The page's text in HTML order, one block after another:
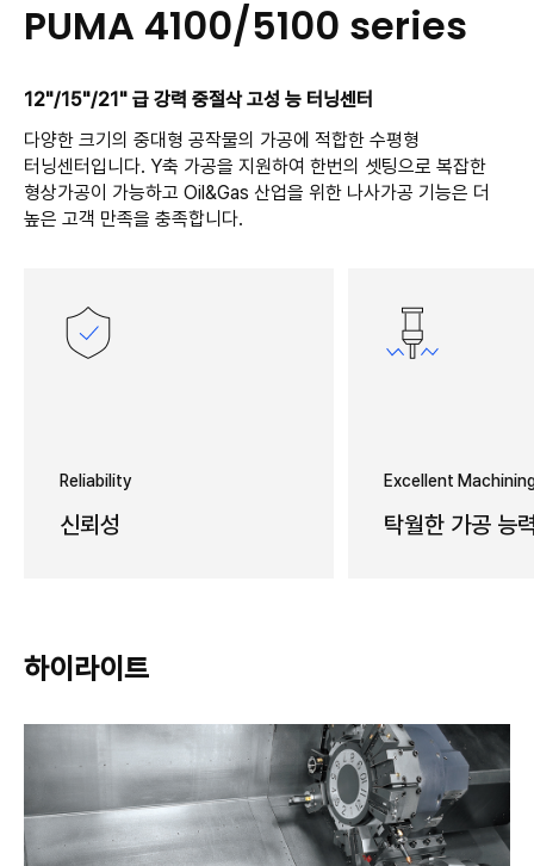
PUMA 4100/5100 series
12"/15"/21" 급 강력 중절삭 고성 능 터닝센터
다양한 크기의 중대형 공작물의 가공에 적합한 수평형
터닝센터입니다. Y축 가공을 지원하여 한번의 셋팅으로 복잡한
형상가공이 가능하고 Oil&Gas 산업을 위한 나사가공 기능은 더
높은 고객 만족을 충족합니다.
Reliability
신뢰성
Excellent
탁월한 가공 능
하이라이트